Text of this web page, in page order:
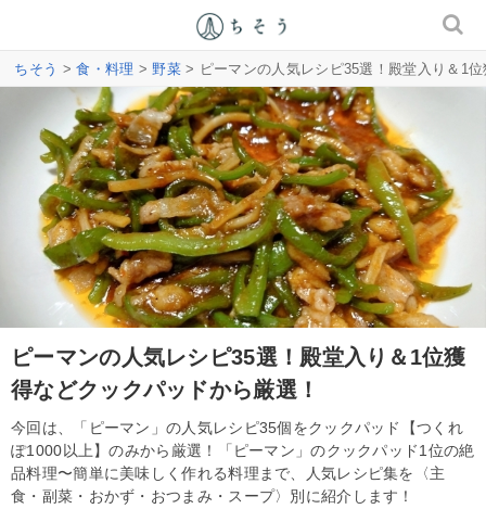
ちそう >食・料理 >野菜> ピーマンの人気レシピ35選！殿堂入り＆1
ピーマンの人気レシピ35選！殿堂入り＆1位獲
得などクックパッドから厳選！
今回は、「ピーマン」の人気レシピ35個をクックパッド【つくれ
ぽ1000以上】のみから厳選！「ピーマン」のクックパッド1位の絶
品料理〜簡単に美味しく作れる料理まで、人気レシピ集を〈主
食・副菜・おかず・おつまみ・スープ〉別に紹介します！